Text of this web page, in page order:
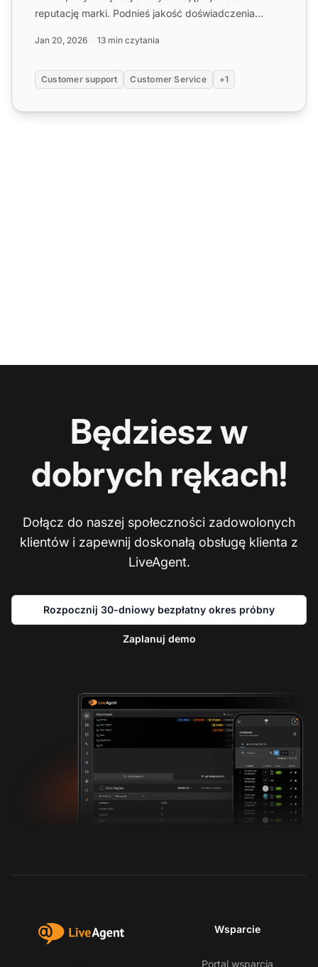
reputację marki. Podnieś jakość doświadczenia
Jan 20, 2026 13 min czytania
Customer support Customer Service +1
Będziesz w
dobrych rękach!
Dołącz do naszej społeczności zadowolonych
klientów i zapewnij doskonałą obsługę klienta z
LiveAgent.
Rozpocznij 30-dniowy bezpłatny okres próbny
Zaplanuj demo
Wsparcie
Portal wsparcia